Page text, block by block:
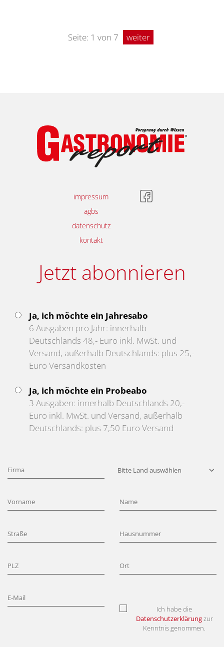
Seite: 1 von 7 weiter
impressum
agbs
datenschutz
kontakt
Jetzt abonnieren
Ja, ich möchte ein Jahresabo
6 Ausgaben pro Jahr: innerhalb
Deutschlands 48,- Euro inkl. MwSt. und
Versand, außerhalb Deutschlands: plus 25,-
Euro Versandkosten
Ja, ich möchte ein Probeabo
3 Ausgaben: innerhalb Deutschlands 20,-
Euro inkl. MwSt. und Versand, außerhalb
Deutschlands: plus 7,50 Euro Versand
Ich habe die
Datenschutzerklärungzur
Kenntnis genommen.